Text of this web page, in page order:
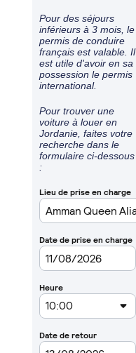
Pour des séjours
inférieurs à 3 mois, le
permis de conduire
français est valable. Il
est utile d'avoir en sa
possession le permis
international.
Pour trouver une
voiture à louer en
Jordanie, faites votre
recherche dans le
formulaire ci-dessous
: